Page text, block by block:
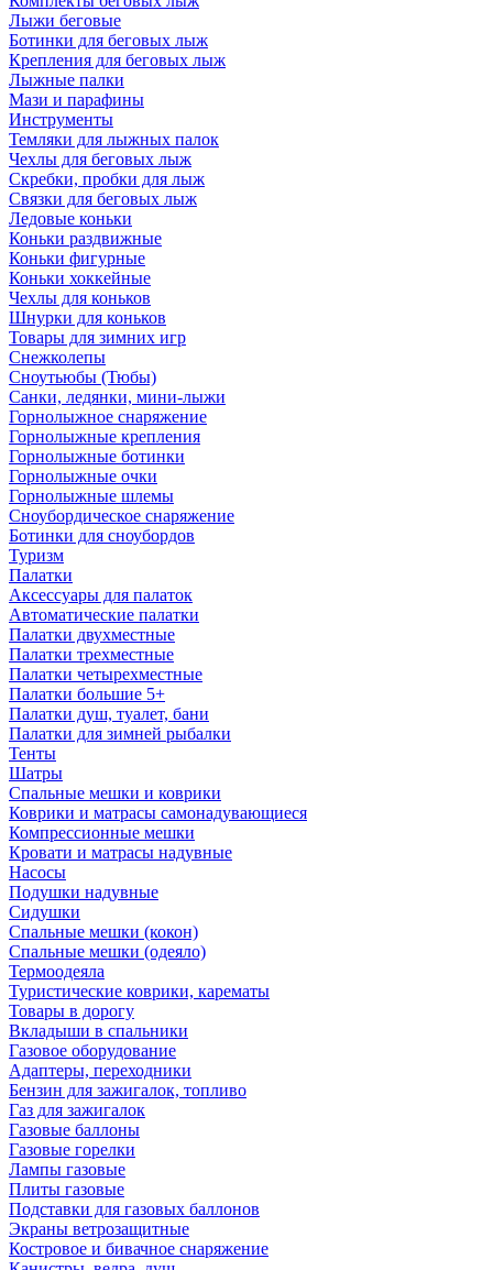
Лыжи беговые
Ботинки для беговых лыж
Крепления для беговых лыж
Лыжные палки
Мази и парафины
Инструменты
Темляки для лыжных палок
Чехлы для беговых лыж
Скребки, пробки для лыж
Связки для беговых лыж
Ледовые коньки
Коньки раздвижные
Коньки фигурные
Коньки хоккейные
Чехлы для коньков
Шнурки для коньков
Товары для зимних игр
Снежколепы
Сноутьюбы (Тюбы)
Санки, ледянки, мини-лыжи
Горнолыжное снаряжение
Горнолыжные крепления
Горнолыжные ботинки
Горнолыжные очки
Горнолыжные шлемы
Сноубордическое снаряжение
Ботинки для сноубордов
Туризм
Палатки
Аксессуары для палаток
Автоматические палатки
Палатки двухместные
Палатки трехместные
Палатки четырехместные
Палатки большие 5+
Палатки душ, туалет, бани
Палатки для зимней рыбалки
Тенты
Шатры
Спальные мешки и коврики
Коврики и матрасы самонадувающиеся
Компрессионные мешки
Кровати и матрасы надувные
Насосы
Подушки надувные
Сидушки
Спальные мешки (кокон)
Спальные мешки (одеяло)
Термоодеяла
Туристические коврики, карематы
Товары в дорогу
Вкладыши в спальники
Газовое оборудование
Адаптеры, переходники
Бензин для зажигалок, топливо
Газ для зажигалок
Газовые баллоны
Газовые горелки
Лампы газовые
Плиты газовые
Подставки для газовых баллонов
Экраны ветрозащитные
Костровое и бивачное снаряжение